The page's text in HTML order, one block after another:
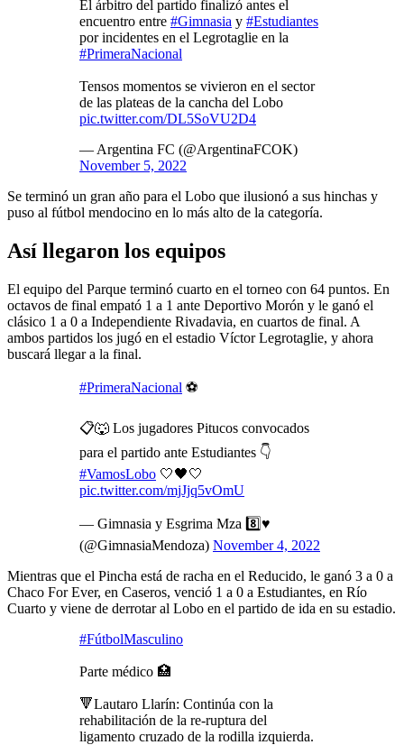
El árbitro del partido finalizó antes el
encuentro entre #Gimnasia y #Estudiantes
por incidentes en el Legrotaglie en la
#PrimeraNacional
Tensos momentos se vivieron en el sector
de las plateas de la cancha del Lobo
pic.twitter.com/DL5SoVU2D4
— Argentina FC (@ArgentinaFCOK)
November 5, 2022
Se terminó un gran año para el Lobo que ilusionó a sus hinchas y
puso al fútbol mendocino en lo más alto de la categoría.
Así llegaron los equipos
El equipo del Parque terminó cuarto en el torneo con 64 puntos. En
octavos de final empató 1 a 1 ante Deportivo Morón y le ganó el
clásico 1 a 0 a Independiente Rivadavia, en cuartos de final. A
ambos partidos los jugó en el estadio Víctor Legrotaglie, y ahora
buscará llegar a la final.
#PrimeraNacional ⚽
📋🐺 Los jugadores Pitucos convocados
para el partido ante Estudiantes 👇
#VamosLobo 🤍🖤🤍
pic.twitter.com/mjJjq5vOmU
— Gimnasia y Esgrima Mza 8️⃣♥️
(@GimnasiaMendoza) November 4, 2022
Mientras que el Pincha está de racha en el Reducido, le ganó 3 a 0 a
Chaco For Ever, en Caseros, venció 1 a 0 a Estudiantes, en Río
Cuarto y viene de derrotar al Lobo en el partido de ida en su estadio.
#FútbolMasculino
Parte médico 🏥
🔻Lautaro Llarín: Continúa con la
rehabilitación de la re-ruptura del
ligamento cruzado de la rodilla izquierda.